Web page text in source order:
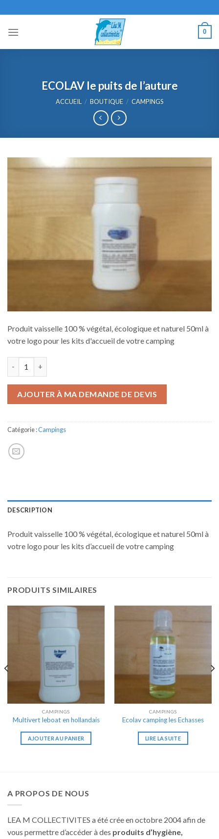
to
content
0
ECOLAV le puits de l’auture
ACCUEIL / BOUTIQUE / CAMPINGS
Produit vaisselle 100 % végétal, écologique et naturel 50ml à
votre logo pour les kits d'accueil de votre camping
AJOUTER À MA DEMANDE DE DEVIS
Catégorie :Campings
DESCRIPTION
Produit vaisselle 100 % végétal, écologique et naturel 50ml à
votre logo pour les kits d’accueil de votre camping
PRODUITS SIMILAIRES
CAMPINGS
Multivert leboat en hollandais
AJOUTER AU PANIER
CAMPINGS
Ecolav camping les Echasses
LIRE LA SUITE
A PROPOS DE NOUS
LEA M COLLECTIVITES a été crée en octobre 2004 afin de
vous permettre d’accéder à des produits d’hygiène,